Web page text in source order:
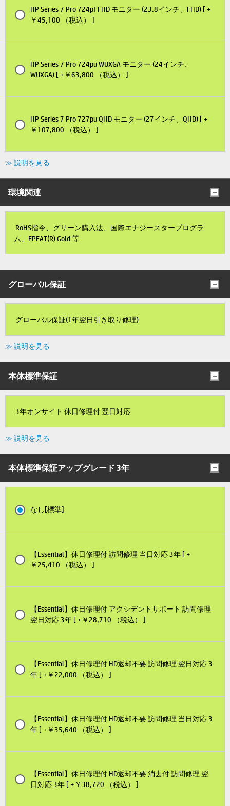
HP Series 7 Pro 724pf FHD モニター (23.8インチ、FHD) [ +
￥45,100 （税込） ]
HP Series 7 Pro 724pu WUXGA モニター (24インチ、
WUXGA) [ +￥63,800 （税込） ]
HP Series 7 Pro 727pu QHD モニター (27インチ、QHD) [ +
￥107,800 （税込） ]
≫ 説明を見る
環境関連
RoHS指令、グリーン購入法、国際エナジースタープログラ
ム、EPEAT(R) Gold 等
グローバル保証
グローバル保証(1年翌日引き取り修理)
≫ 説明を見る
本体標準保証
3年オンサイト 休日修理付 翌日対応
≫ 説明を見る
本体標準保証アップグレード 3年
なし[標準]
【Essential】休日修理付 訪問修理 当日対応 3年 [ +
￥25,410 （税込） ]
【Essential】休日修理付 アクシデントサポート 訪問修理
翌日対応 3年 [ +￥28,710 （税込） ]
【Essential】休日修理付 HD返却不要 訪問修理 翌日対応 3
年 [ +￥22,000 （税込） ]
【Essential】休日修理付 HD返却不要 訪問修理 当日対応 3
年 [ +￥35,640 （税込） ]
【Essential】休日修理付 HD返却不要 消去付 訪問修理 翌
日対応 3年 [ +￥38,720 （税込） ]